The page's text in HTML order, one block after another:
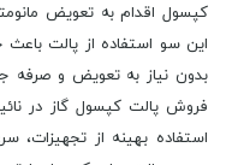
کپسول اقدام به تعویض
این سو استفاده از پالت
بدون نیاز به تعویض و صرفه
فروش پالت کپسول گاز در
استفاده بهینه از تجهیزات،